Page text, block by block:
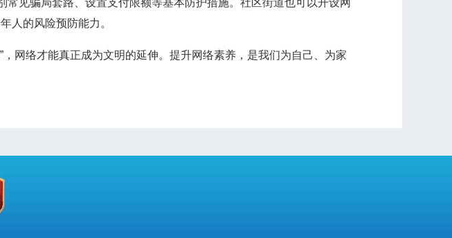
见骗局套路、设置支付限额等基本防护措施。社区街道也可以开设网
人的风险预防能力。
网络才能真正成为文明的延伸。提升网络素养，是我们为自己、为家